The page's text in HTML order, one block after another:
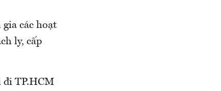
các hoạt
ly, cấp
đi TP.HCM